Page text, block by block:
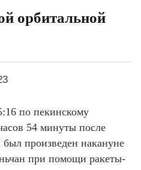
орбитальной
по пекинскому
54 минуты после
был произведен накануне
при помощи ракеты-